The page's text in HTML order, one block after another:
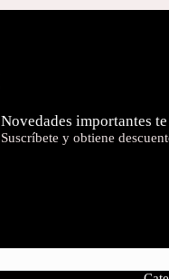
Novedades importantes
Suscríbete y obtiene